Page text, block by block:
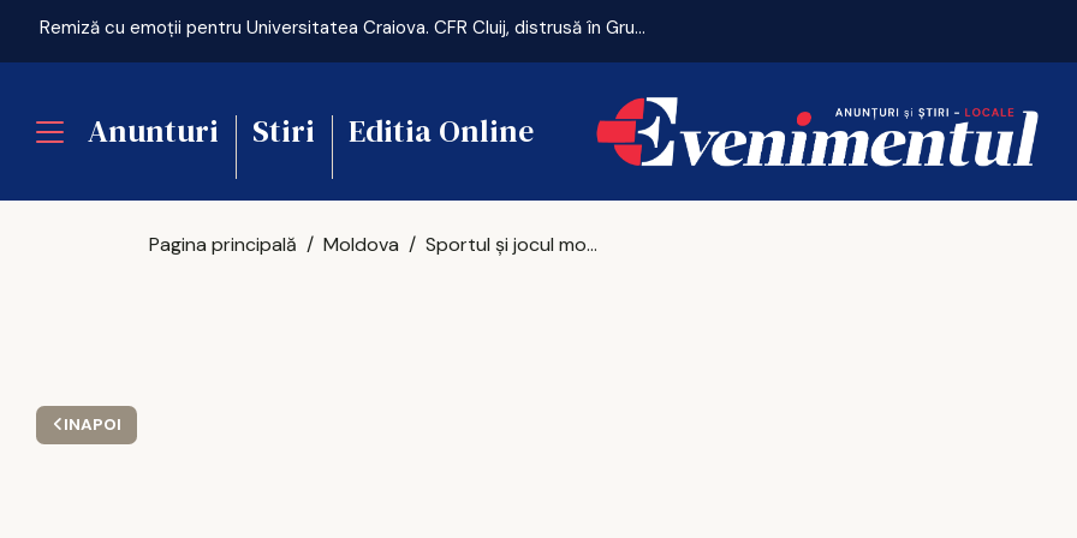
Remiză cu emoții pentru Universitatea Craiova. CFR Cluij, distrusă în Gruia!
Anunturi Stiri Editia Online
INAPOI
Pagina principală Moldova Sportul și jocul modelează copilăria